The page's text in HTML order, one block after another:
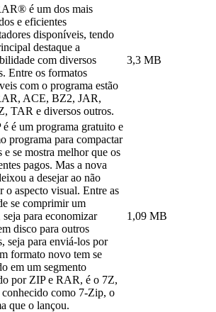
é um dos mais
e eficientes
disponíveis, tendo
destaque a
com diversos
Entre os formatos
com o programa estão
ACE, BZ2, JAR,
TAR e diversos outros.
3,3 MB
é um programa gratuito e
programa para compactar
e se mostra melhor que os
pagos. Mas a nova
a desejar ao não
o aspecto visual. Entre as
se comprimir um
para economizar
disco para outros
seja para enviá-los por
formato novo tem se
em um segmento
por ZIP e RAR, é o 7Z,
conhecido como 7-Zip, o
que o lançou.
1,09 MB